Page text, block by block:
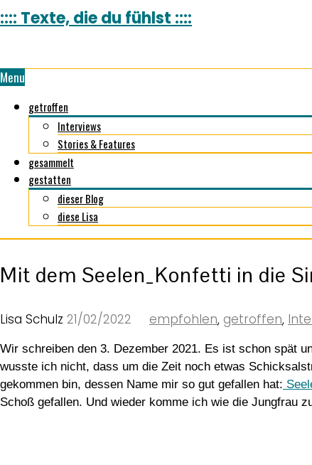
:::: Texte, die du fühlst ::::
Menu
getroffen
Interviews
Stories & Features
gesammelt
gestatten
dieser Blog
diese Lisa
Mit dem Seelen_Konfetti in die
Lisa Schulz 21/02/2022 empfohlen, getroffen,
Wir schreiben den 3. Dezember 2021. Es ist schon spät
wusste ich nicht, dass um die Zeit noch etwas
gekommen bin, dessen Name mir so gut gefallen hat:
Schoß gefallen. Und wieder komme ich wie die Jungfrau